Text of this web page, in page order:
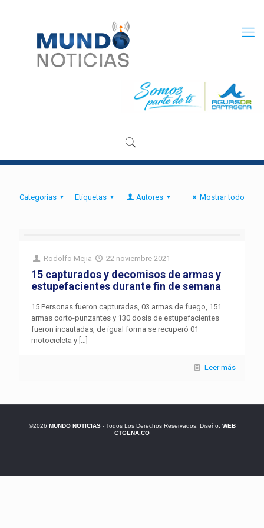
Categorias Etiquetas Autores Mostrar todo
Rodolfo Mejia 22 noviembre 2021
15 capturados y decomisos de armas y
estupefacientes durante fin de semana
15 Personas fueron capturadas, 03 armas de fuego, 151
armas corto-punzantes y 130 dosis de estupefacientes
fueron incautadas, de igual forma se recuperó 01
motocicleta y […]
Leer más
©2026 MUNDO NOTICIAS- Todos Los Derechos Reservados. Diseño: WEB
CTGENA.CO